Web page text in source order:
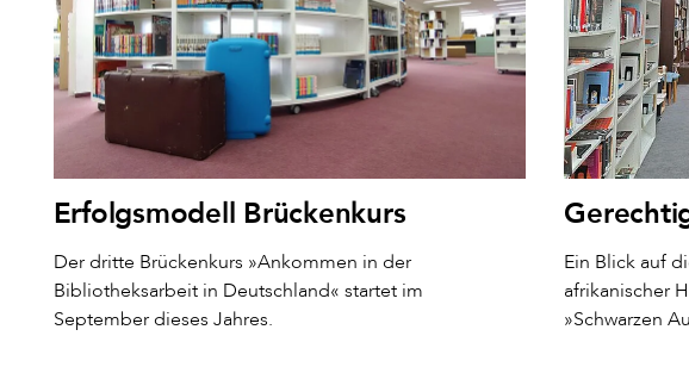
Erfolgsmodell Brückenkurs
Der dritte Brückenkurs »Ankommen in der
Bibliotheksarbeit in Deutschland« startet im
September dieses Jahres.
Ein Blick auf
afrikanischer
»Schwarzen